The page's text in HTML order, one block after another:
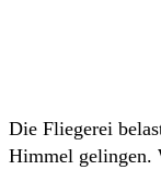
Die Fliegerei
Himmel gelingen.